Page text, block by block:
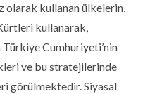
olarak kullanan ülkelerin,
kullanarak,
Cumhuriyeti’nin
ve bu stratejilerinde
görülmektedir. Siyasal